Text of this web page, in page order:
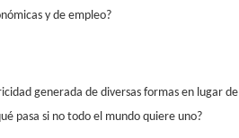
y de empleo?
generada de diversas formas en lugar de
pasa si no todo el mundo quiere uno?